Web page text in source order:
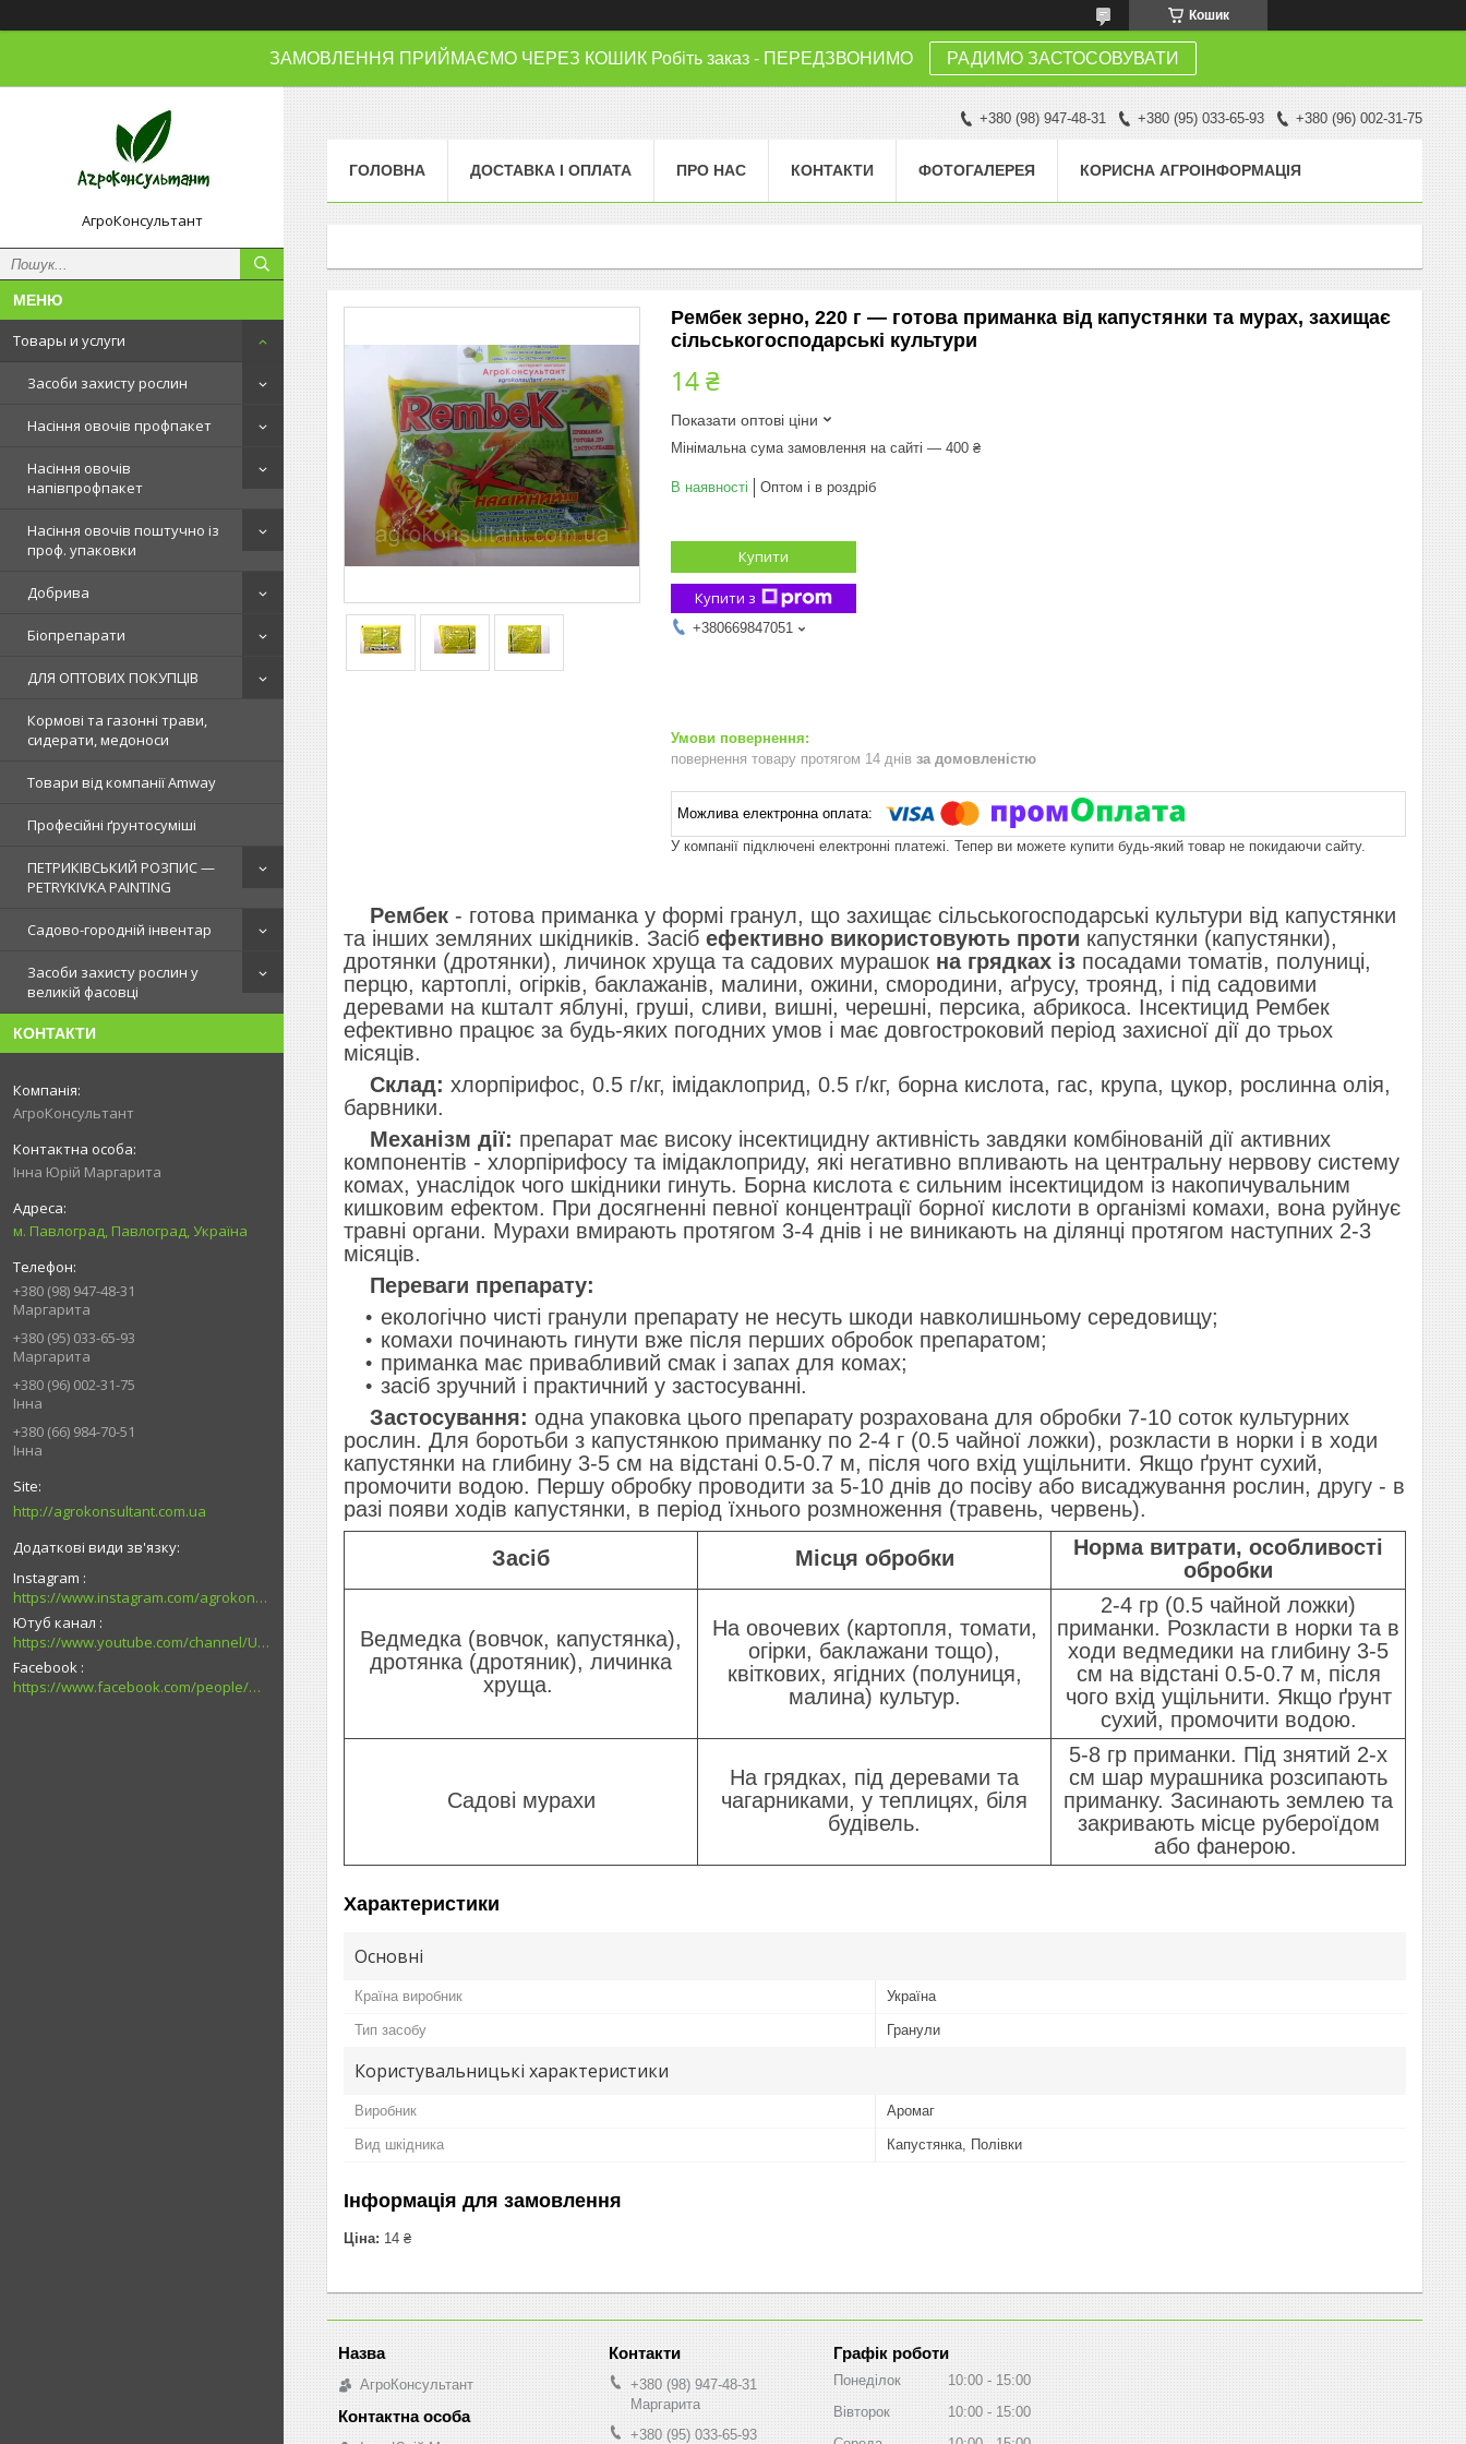
Кошик
ЗАМОВЛЕННЯ ПРИЙМАЄМО ЧЕРЕЗ КОШИК Робіть заказ - ПЕРЕДЗВОНИМО РАДИМО ЗАСТОСОВУВАТИ
АгроКонсультант
Товары и услуги
Засоби захисту рослин
Насіння овочів профпакет
Насіння овочів
напівпрофпакет
Насіння овочів поштучно із
проф. упаковки
Добрива
Біопрепарати
ДЛЯ ОПТОВИХ ПОКУПЦІВ
Кормові та газонні трави,
сидерати, медоноси
Товари від компанії Amway
Професійні ґрунтосуміші
ПЕТРИКІВСЬКИЙ РОЗПИС —
PETRYKIVKA PAINTING
Садово-городній інвентар
Засоби захисту рослин у
великій фасовці
КОНТАКТИ
АгроКонсультант
Інна Юрій Маргарита
м. Павлоград, Павлоград, Україна
+380 (98) 947-48-31
Маргарита
+380 (95) 033-65-93
Маргарита
+380 (96) 002-31-75
Інна
+380 (66) 984-70-51
Інна
http://agrokonsultant.com.ua
Instagram
https://www.instagram.com/agrokonsultant.com.ua
Ютуб канал
https://www.youtube.com/channel/UCsMskbYs7K45z-_p_4_grmQ
Facebook
https://www.facebook.com/people/%D0%90%D0%B3%D1%80%D0%BE%D0%BA%D0%BE%D0%BD%D1%81%D1%83%D0%BB%D1%8C%D1%82%D0%B0%D0%BD%D1%82-%D0%9F%D0%B0%D0%B2%D0%BB%D0%BE%D0%B3%D1%80%D0%B0%D0%B4/100027726794989/
+380 (98) 947-48-31 +380 (95) 033-65-93 +380 (96) 002-31-75
ГОЛОВНА ДОСТАВКА І ОПЛАТА ПРО НАС КОНТАКТИ ФОТОГАЛЕРЕЯ КОРИСНА АГРОІНФОРМАЦІЯ
Рембек зерно, 220 г — готова приманка від капустянки та мурах, захищає
сільськогосподарські культури
14 ₴
Показати оптові ціни
Мінімальна сума замовлення на сайті — 400 ₴
В наявності Оптом і в роздріб
Купити
Купити з
+380669847051
повернення товару протягом 14 днів за домовленістю
У компанії підключені електронні платежі. Тепер ви можете купити будь-який товар не покидаючи сайту.
Рембек - готова приманка у формі гранул, що захищає сільськогосподарські культури від капустянки
та інших земляних шкідників. Засіб ефективно використовують проти капустянки (капустянки),
дротянки (дротянки), личинок хруща та садових мурашок на грядках із посадами томатів, полуниці,
перцю, картоплі, огірків, баклажанів, малини, ожини, смородини, аґрусу, троянд, і під садовими
деревами на кшталт яблуні, груші, сливи, вишні, черешні, персика, абрикоса. Інсектицид Рембек
ефективно працює за будь-яких погодних умов і має довгостроковий період захисної дії до трьох
місяців.
Склад: хлорпірифос, 0.5 г/кг, імідаклоприд, 0.5 г/кг, борна кислота, гас, крупа, цукор, рослинна олія,
барвники.
Механізм дії: препарат має високу інсектицидну активність завдяки комбінованій дії активних
компонентів - хлорпірифосу та імідаклоприду, які негативно впливають на центральну нервову систему
комах, унаслідок чого шкідники гинуть. Борна кислота є сильним інсектицидом із накопичувальним
кишковим ефектом. При досягненні певної концентрації борної кислоти в організмі комахи, вона руйнує
травні органи. Мурахи вмирають протягом 3-4 днів і не виникають на ділянці протягом наступних 2-3
місяців.
Переваги препарату:
екологічно чисті гранули препарату не несуть шкоди навколишньому середовищу;
комахи починають гинути вже після перших обробок препаратом;
приманка має привабливий смак і запах для комах;
засіб зручний і практичний у застосуванні.
Застосування: одна упаковка цього препарату розрахована для обробки 7-10 соток культурних
рослин. Для боротьби з капустянкою приманку по 2-4 г (0.5 чайної ложки), розкласти в норки і в ходи
капустянки на глибину 3-5 см на відстані 0.5-0.7 м, після чого вхід ущільнити. Якщо ґрунт сухий,
промочити водою. Першу обробку проводити за 5-10 днів до посіву або висаджування рослин, другу - в
разі появи ходів капустянки, в період їхнього розмноження (травень, червень).
Засіб Місця обробки
Норма витрати, особливості
обробки
Ведмедка (вовчок, капустянка),
дротянка (дротяник), личинка
хруща.
На овочевих (картопля, томати,
огірки, баклажани тощо),
квіткових, ягідних (полуниця,
малина) культур.
2-4 гр (0.5 чайной ложки)
приманки. Розкласти в норки та в
ходи ведмедики на глибину 3-5
см на відстані 0.5-0.7 м, після
чого вхід ущільнити. Якщо ґрунт
сухий, промочити водою.
Садові мурахи
На грядках, під деревами та
чагарниками, у теплицях, біля
будівель.
5-8 гр приманки. Під знятий 2-х
см шар мурашника розсипають
приманку. Засинають землею та
закривають місце рубероїдом
або фанерою.
Характеристики
Основні
Країна виробник Україна
Тип засобу Гранули
Користувальницькі характеристики
Виробник Аромаг
Вид шкідника Капустянка, Полівки
Інформація для замовлення
Ціна: 14 ₴
АгроКонсультант
+380 (98) 947-48-31
Маргарита
+380 (95) 033-65-93
Графік роботи
Понеділок 10:00
15:00
Вівторок
10:00
15:00